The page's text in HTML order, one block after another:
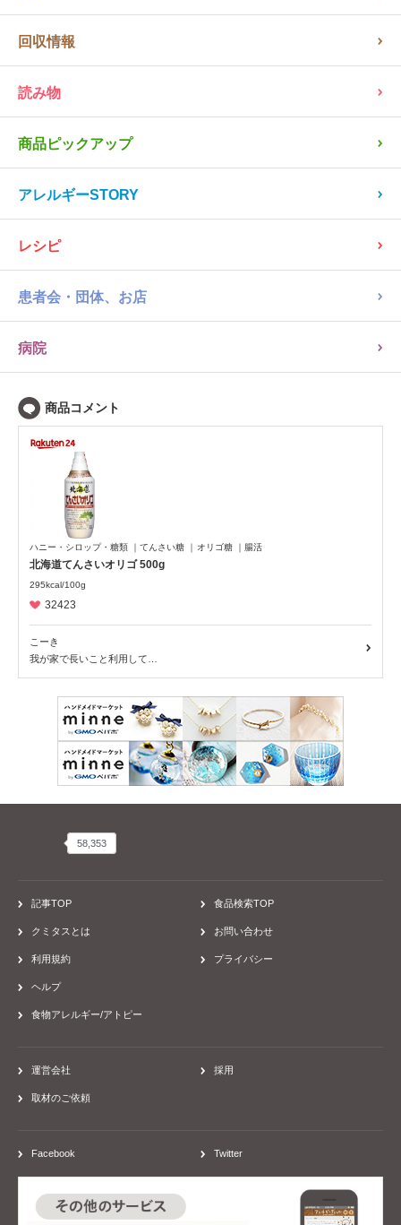
回収情報
読み物
商品ピックアップ
アレルギーSTORY
レシピ
患者会・団体、お店
病院
ハニー・シロップ・糖類 てんさい糖 オリゴ糖 腸活
北海道てんさいオリゴ 500g
295kcal/100g
32423
こーき
我が家で長いこと利用して…
58,353
記事TOP 食品検索TOP
クミタスとは お問い合わせ
利用規約 プライバシー
ヘルプ
食物アレルギー/アトピー
運営会社 採用
取材のご依頼
Facebook Twitter